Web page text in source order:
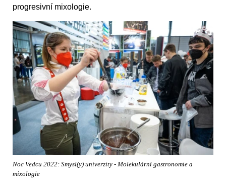
progresivní mixologie.
Noc Vedcu 2022: Smysl(y) univerzity - Molekulární gastronomie a
mixologie